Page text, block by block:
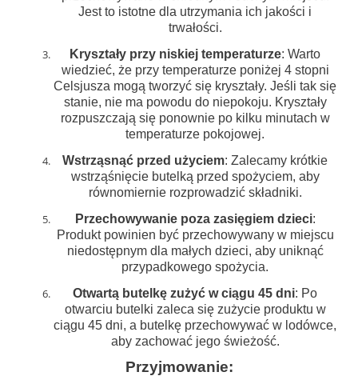
Jest to istotne dla utrzymania ich jakości i
trwałości.
Kryształy przy niskiej temperaturze: Warto
wiedzieć, że przy temperaturze poniżej 4 stopni
Celsjusza mogą tworzyć się kryształy. Jeśli tak się
stanie, nie ma powodu do niepokoju. Kryształy
rozpuszczają się ponownie po kilku minutach w
temperaturze pokojowej.
Wstrząsnąć przed użyciem: Zalecamy krótkie
wstrząśnięcie butelką przed spożyciem, aby
równomiernie rozprowadzić składniki.
Przechowywanie poza zasięgiem dzieci:
Produkt powinien być przechowywany w miejscu
niedostępnym dla małych dzieci, aby uniknąć
przypadkowego spożycia.
Otwartą butelkę zużyć w ciągu 45 dni: Po
otwarciu butelki zaleca się zużycie produktu w
ciągu 45 dni, a butelkę przechowywać w lodówce,
aby zachować jego świeżość.
Przyjmowanie: